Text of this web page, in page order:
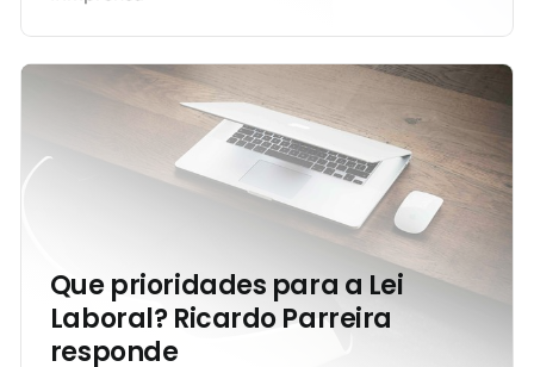
Que prioridades para a Lei
Laboral? Ricardo Parreira
responde